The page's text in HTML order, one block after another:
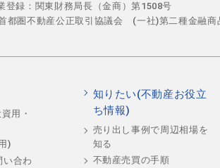
登録：関東財務局長（金商）第1508号
都圏不動産公正取引協議会 (一社)第二種金融商
用・
)
い合わ
知りたい(不動産お役立
ち情報)
売り出し事例で周辺相場を
知る
不動産売買の手順